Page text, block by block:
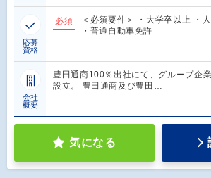
応募
資格
必須
＜必須要件＞ ・大学卒以上 ・
・普通自動車免許
会社
概要
豊田通商100％出社にて、グループ企
設立。 豊田通商及び豊田…
気になる